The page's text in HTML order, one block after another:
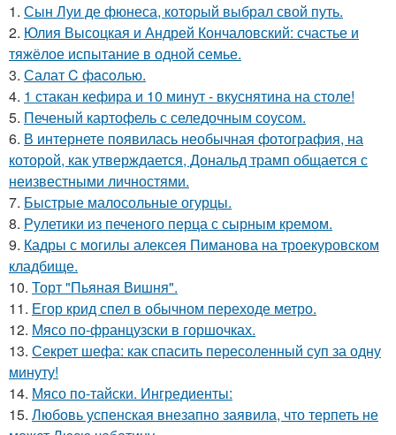
1. Сын Луи де фюнеса, который выбрал свой путь.
2. Юлия Высоцкая и Андрей Кончаловский: счастье и
тяжёлое испытание в одной семье.
3. Салат C фaсoлью.
4. 1 стакан кефира и 10 минут - вкуснятина на столе!
5. Печеный картофель с селедочным соусом.
6. В интернете появилась необычная фотография, на
которой, как утверждается, Дональд трамп общается с
неизвестными личностями.
7. Быстрые малосольные огурцы.
8. Рулетики из печеного перца с сырным кремом.
9. Кадры с могилы алексея Пиманова на троекуровском
кладбище.
10. Торт "Пьяная Вишня".
11. Егор крид спел в обычном переходе метро.
12. Мясо по-французски в горшочках.
13. Секрет шефа: как спасить пересоленный суп за одну
минуту!
14. Мясо по-тайски. Ингредиенты:
15. Любовь успенская внезапно заявила, что терпеть не